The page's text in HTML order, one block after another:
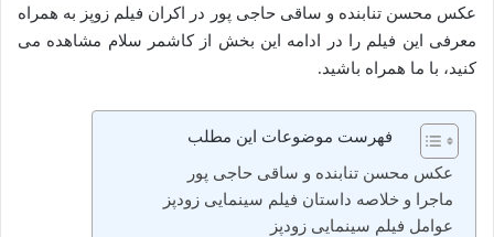
عکس محسن تنابنده و ساقی حاجی‌ پور در اکران فیلم زوپز به همراه
معرفی این فیلم را در ادامه این بخش از کاشمر سلام مشاهده می
کنید، با ما همراه باشید.
فهرست موضوعات این مطلب
عکس محسن تنابنده و ساقی حاجی‌ پور
ماجرا و خلاصه داستان فیلم سینمایی زودپز
عوامل فیلم سینمایی زودپز